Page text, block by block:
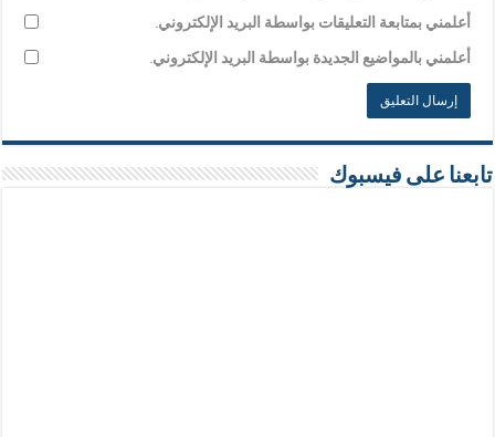
أعلمني بمتابعة التعليقات بواسطة البريد الإلكتروني.
أعلمني بالمواضيع الجديدة بواسطة البريد الإلكتروني.
تابعنا على فيسبوك